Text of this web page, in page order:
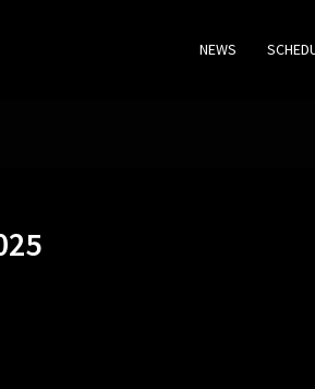
NEWS